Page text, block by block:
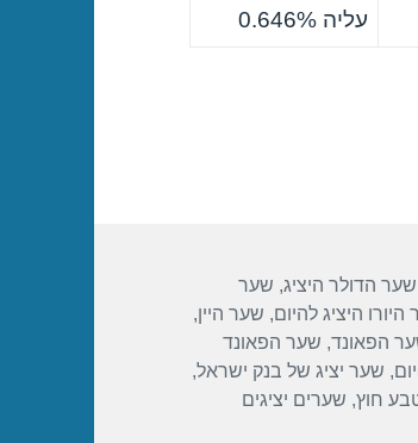
עליה 0.646%
שער הדולר היציג, שער
היורו היציג להיום, שער היין,
הפאונד, שער הפאונד
, שער יציג של בנק ישראל,
חוץ, שערים יציגים